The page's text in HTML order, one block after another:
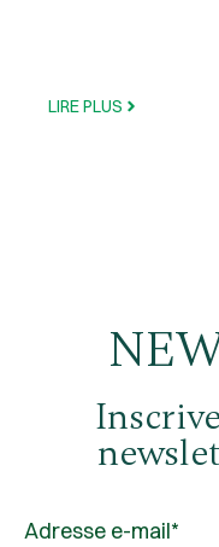
LIRE PLUS
Adresse e-mail*